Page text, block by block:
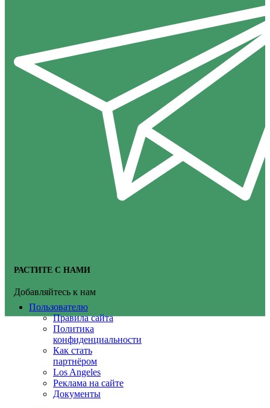
РАСТИТЕ С НАМИ
Добавляйтесь к нам
Пользователю
Правила сайта
Политика
конфиденциальности
Как стать
партнёром
Los Angeles
Реклама на сайте
Документы